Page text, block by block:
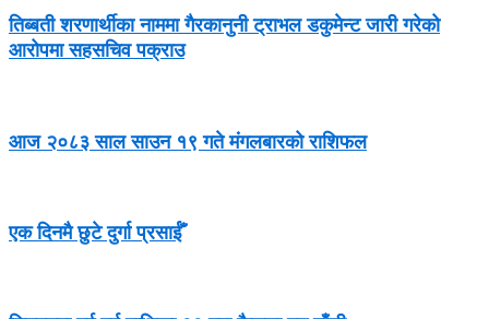
तिब्बती शरणार्थीका नाममा गैरकानुनी ट्राभल डकुमेन्ट जारी गरेको
आरोपमा सहसचिव पक्राउ
आज २०८३ साल साउन १९ गते मंगलबारको राशिफल
एक दिनमै छुटे दुर्गा प्रसाईँ